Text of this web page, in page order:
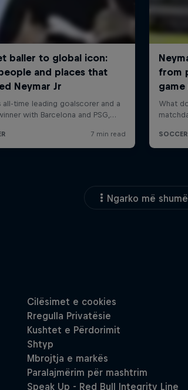
Ngarko më shumë